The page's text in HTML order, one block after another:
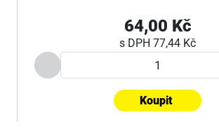
64,00 Kč
s DPH 77,44 Kč
Koupit